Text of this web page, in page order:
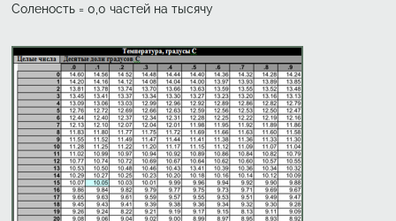
Соленость = 0,0 частей на тысячу